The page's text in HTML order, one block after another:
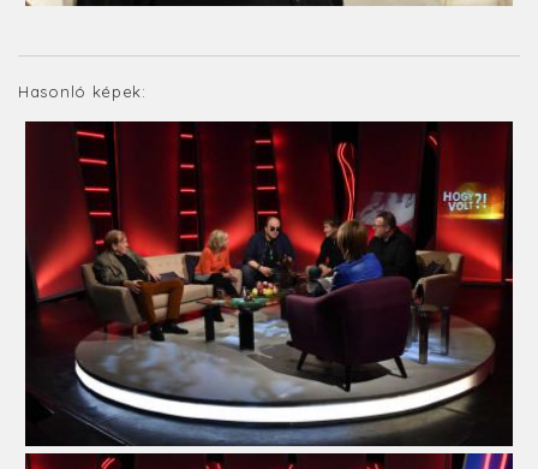
Hasonló képek: